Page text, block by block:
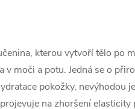
kterou vytvoří tělo po
v moči a potu. Jedná se o
pokožky, nevýhodou
na zhoršení elasticity